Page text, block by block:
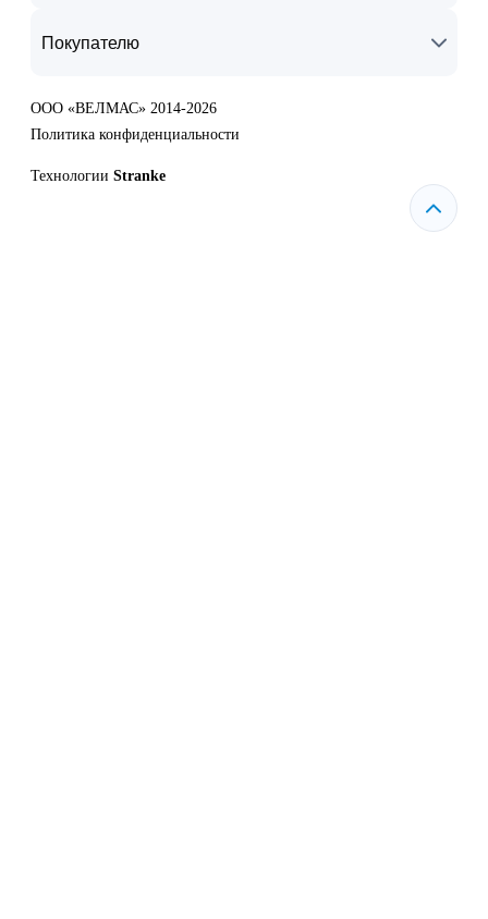
Покупателю
ООО «ВЕЛМАС» 2014-2026
Политика конфиденциальности
Технологии Stranke